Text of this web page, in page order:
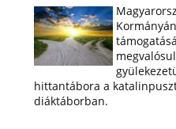
hittantábora a
diáktáborban.